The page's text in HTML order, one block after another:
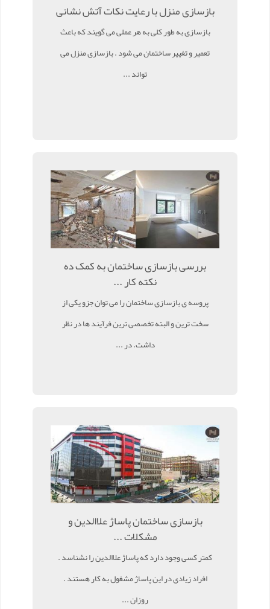
بازسازی منزل با رعایت نکات آتش نشانی
بازسازی به طور کلی به هر عملی می گویند که باعث
تعمیر و تغییر ساختمان می شود . بازسازی منزل می
تواند ...
بررسی بازسازی ساختمان به کمک ده
نکته کار ...
پروسه ی بازسازی ساختمان را می توان جزو یکی از
سخت ترین و البته تخصصی ترین فرآیند ها در نظر
داشت. در ...
بازسازی ساختمان پاساژ علاالدین و
مشکلات ...
کمتر کسی وجود دارد که پاساژ علاالدین را نشناسد .
افراد زیادی در این پاساژ مشغول به کار هستند .
روزان ...